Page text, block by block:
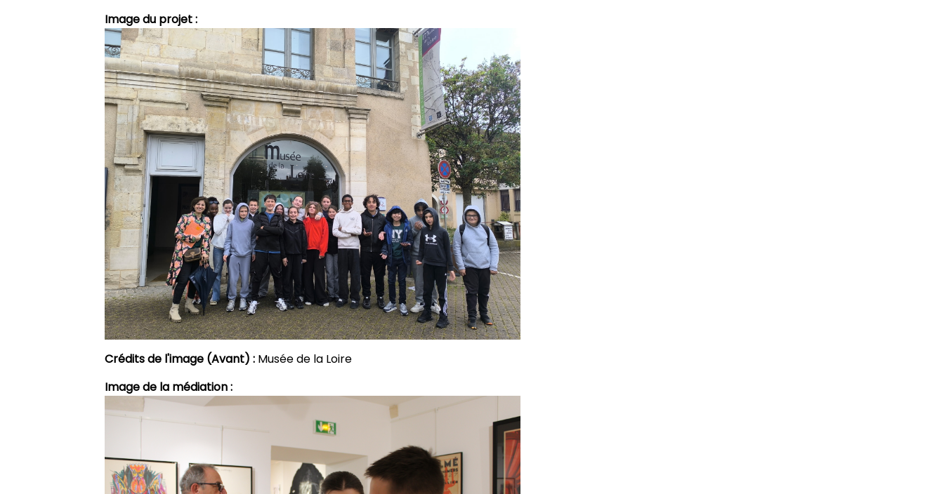
Image du projet :
Crédits de l'image (Avant) : Musée de la Loire
Image de la médiation :